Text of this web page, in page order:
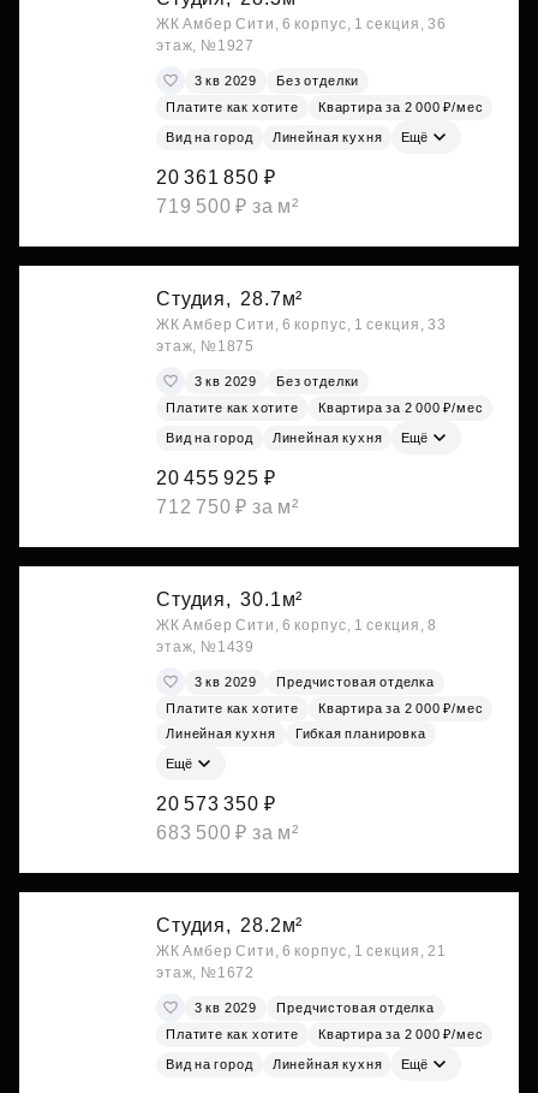
ЖК Амбер Сити, 6 корпус, 1 секция, 36
этаж, №1927
3 кв 2029
Без отделки
Платите как хотите
Квартира за 2 000 ₽/мес
Вид на город Линейная кухня Ещё
20 361 850 ₽
719 500 ₽ за м²
Студия, 28.7м²
ЖК Амбер Сити, 6 корпус, 1 секция, 33
этаж, №1875
3 кв 2029
Без отделки
Платите как хотите
Квартира за 2 000 ₽/мес
Вид на город Линейная кухня Ещё
20 455 925 ₽
712 750 ₽ за м²
Студия, 30.1м²
ЖК Амбер Сити, 6 корпус, 1 секция, 8
этаж, №1439
3 кв 2029
Предчистовая отделка
Платите как хотите
Квартира за 2 000 ₽/мес
Линейная кухня
Гибкая планировка
Ещё
20 573 350 ₽
683 500 ₽ за м²
Студия, 28.2м²
ЖК Амбер Сити, 6 корпус, 1 секция, 21
этаж, №1672
3 кв 2029
Предчистовая отделка
Платите как хотите
Квартира за 2 000 ₽/мес
Вид на город Линейная кухня Ещё